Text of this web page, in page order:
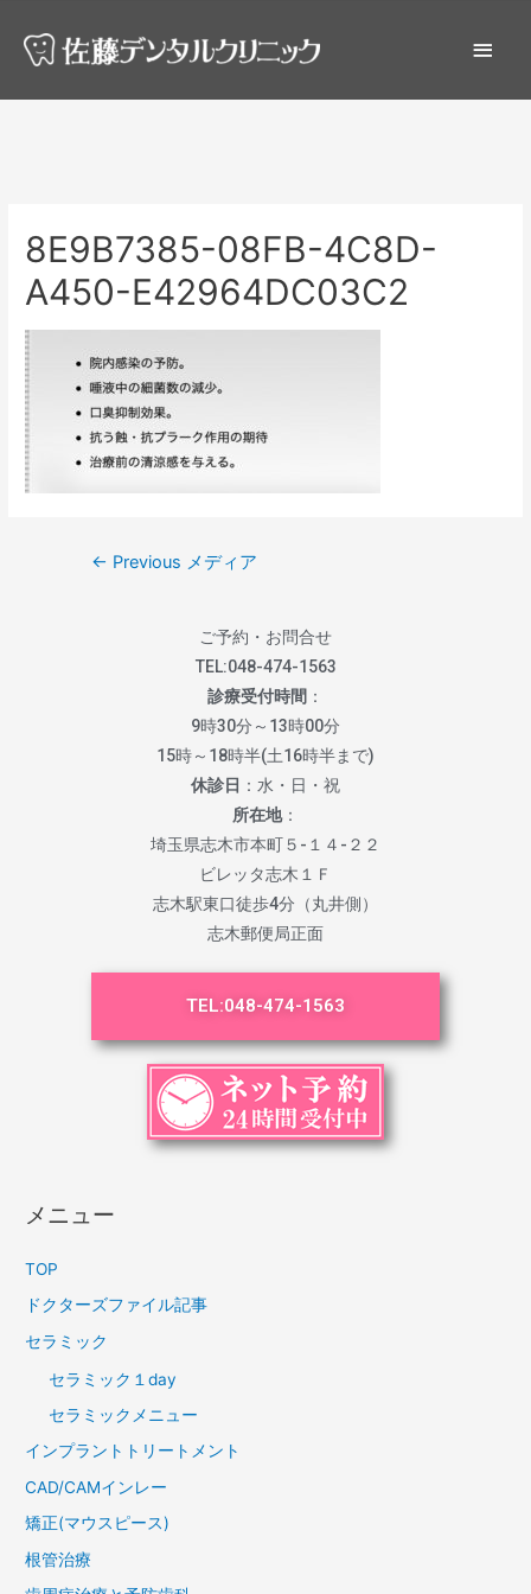
8E9B7385-08FB-4C8D-
A450-E42964DC03C2
← Previous メディア
ご予約・お問合せ
TEL:048-474-1563
診療受付時間 ：
9時30分～13時00分
15時～18時半(土16時半まで)
休診日 ：水・日・祝
所在地：
埼玉県志木市本町５-１４-２２
ビレッタ志木１Ｆ
志木駅東口徒歩4分（丸井側）
志木郵便局正面
TEL:048-474-1563
メニュー
TOP
ドクターズファイル記事
セラミック
セラミック１day
セラミックメニュー
インプラントトリートメント
CAD/CAMインレー
矯正(マウスピース)
根管治療